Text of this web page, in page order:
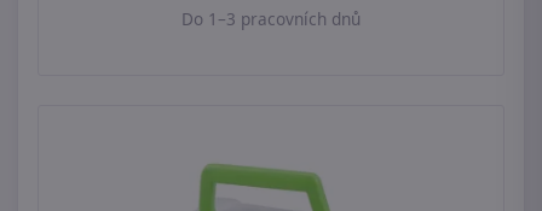
Do 1–3 pracovních dnů